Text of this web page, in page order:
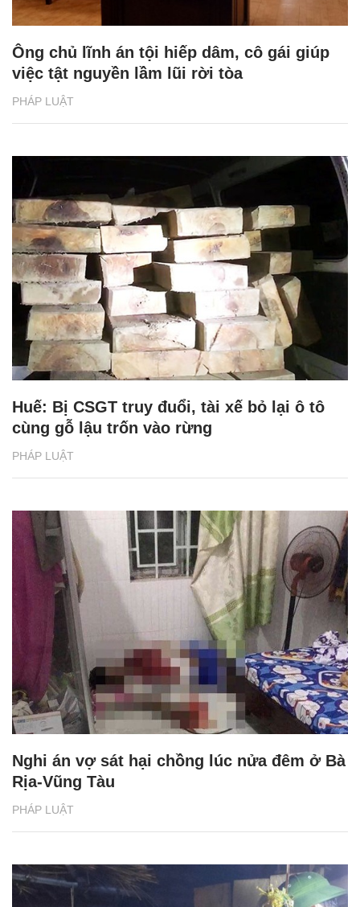
PHÁP LUẬT
Ông chủ lĩnh án tội hiếp dâm, cô gái giúp
việc tật nguyền lầm lũi rời tòa
PHÁP LUẬT
Huế: Bị CSGT truy đuổi, tài xế bỏ lại ô tô
cùng gỗ lậu trốn vào rừng
PHÁP LUẬT
Nghi án vợ sát hại chồng lúc nửa đêm ở Bà
Rịa-Vũng Tàu